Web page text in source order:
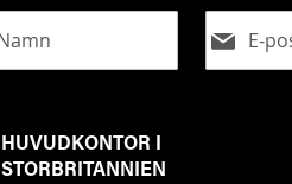
HUVUDKONTOR I
STORBRITANNIEN